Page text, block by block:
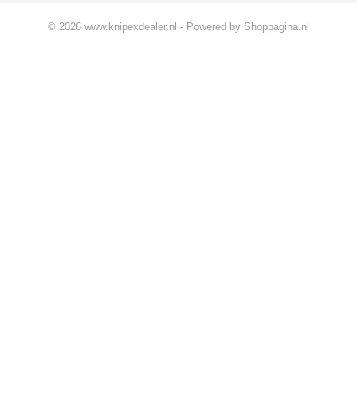
© 2026 www.knipexdealer.nl - Powered by Shoppagina.nl